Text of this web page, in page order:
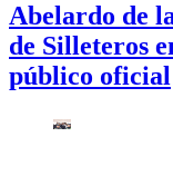
Abelardo de
de Silleteros
público oficial